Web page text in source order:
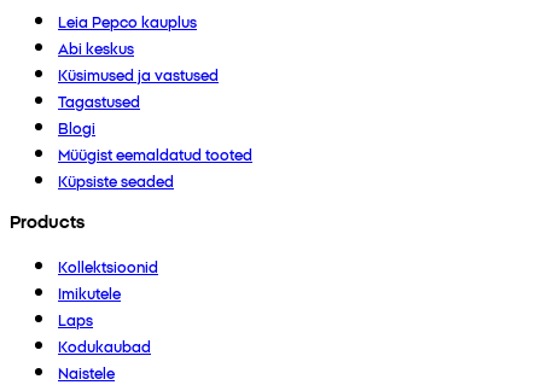
Leia Pepco kauplus
Abi keskus
Küsimused ja vastused
Tagastused
Blogi
Müügist eemaldatud tooted
Küpsiste seaded
Products
Kollektsioonid
Imikutele
Laps
Kodukaubad
Naistele